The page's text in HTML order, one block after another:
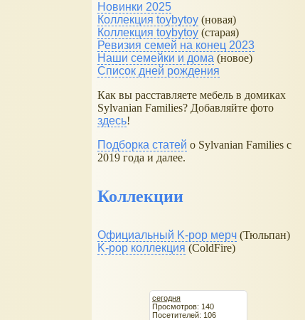
Новинки 2025
Коллекция toybytoy (новая)
Коллекция toybytoy (старая)
Ревизия семей на конец 2023
Наши семейки и дома (новое)
Список дней рождения
Как вы расставляете мебель в домиках
Sylvanian Families? Добавляйте фото
здесь!
Подборка статей о Sylvanian Families с
2019 года и далее.
Коллекции
Официальный K-pop мерч (Тюльпан)
K-pop коллекция (ColdFire)
сегодня
Просмотров: 140
Посетителей: 106